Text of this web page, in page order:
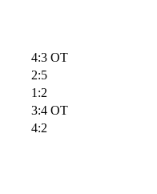
4:3 OT
2:5
1:2
3:4 OT
4:2